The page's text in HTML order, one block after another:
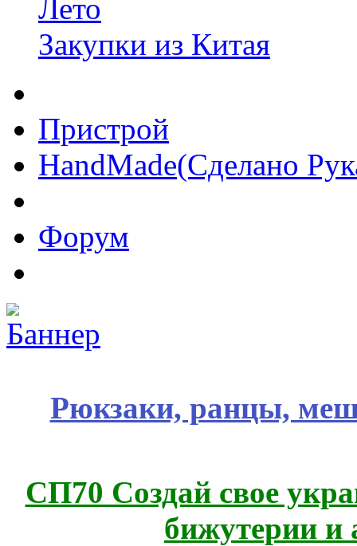
Лето
Закупки из Китая
Пристрой
HandMade(Сделано
Форум
Рюкзаки, ранцы,
СП70 Создай свое
бижутерии и